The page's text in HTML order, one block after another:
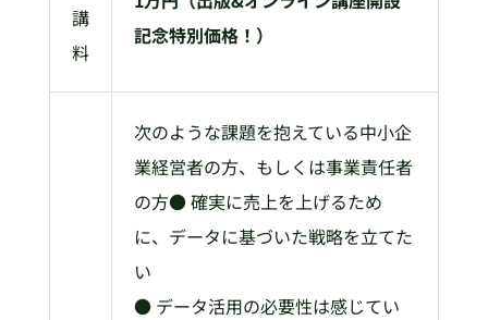
講
料
記念特別価格！）
次のような課題を抱えている中小企
業経営者の方、もしくは事業責任者
の方● 確実に売上を上げるため
に、データに基づいた戦略を立てた
い
● データ活用の必要性は感じてい